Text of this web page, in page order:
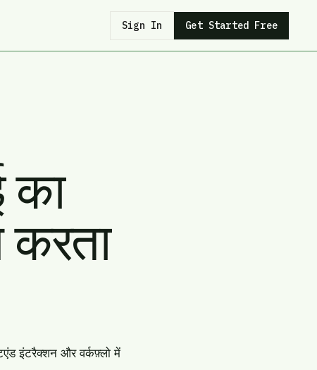
Sign In Get Started Free
का
करता
इंटरैक्शन और वर्कफ़्लो में